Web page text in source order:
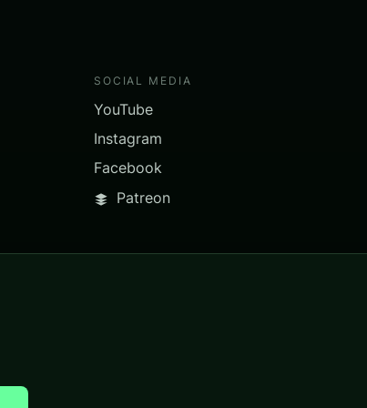
SOCIAL MEDIA
YouTube
Instagram
Facebook
Patreon